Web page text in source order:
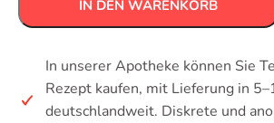
IN DEN WARENKORB
In unserer Apotheke können Sie
Rezept kaufen, mit Lieferung in
deutschlandweit. Diskrete und